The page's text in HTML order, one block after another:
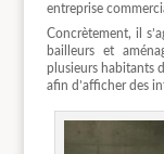
entreprise
Concrètement, il
bailleurs et
plusieurs habitants
afin d’afficher des